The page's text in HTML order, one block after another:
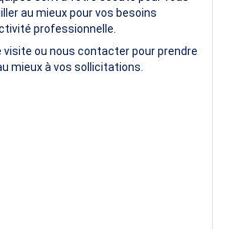
au mieux pour vos besoins
professionnelle.
ou nous contacter pour prendre
mieux à vos sollicitations.